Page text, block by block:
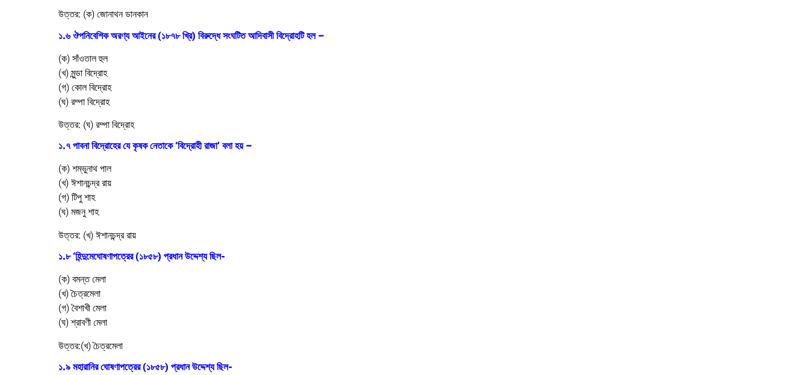
উত্তর: (ক) জোনাথন ডানকান
১.৬ ঔপনিবেশিক অরণ্য আইনের (১৮৭৮ খ্রি) বিরুদ্ধে সংঘটিত আদিবাসী বিদ্রোহটি হল –
(ক) সাঁওতাল হুল
(খ) মুন্ডা বিদ্রোহ
(গ) কোল বিদ্রোহ
(ঘ) রম্পা বিদ্রোহ
উত্তর: (ঘ) রম্পা বিদ্রোহ
১.৭ পাবনা বিদ্রোহের যে কৃষক নেতাকে ‘বিদ্রোহী রাজা’ বলা হয় –
(ক) শম্ভুনাথ পাল
(খ) ঈশানচন্দ্র রায়
(গ) টিপু শাহ
(ঘ) মজনু শাহ
উত্তর: (খ) ঈশানচন্দ্র রায়
১.৮ ‘হিন্দুমেঘোষণাপত্রের (১৮৫৮) প্রধান উদ্দেশ্য ছিল-
(ক) বমন্ত মেলা
(খ) চৈত্রমেলা
(গ) বৈশাখী মেলা
(ঘ) শ্রাবণী মেলা
উত্তর:(খ) চৈত্রমেলা
১.৯ মহারানির ঘোষণাপত্রের (১৮৫৮) প্রধান উদ্দেশ্য ছিল-